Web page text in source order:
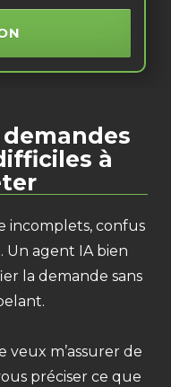
à
incomplets, confus
Un agent IA bien
la demande sans
veux m’assurer de
préciser ce que